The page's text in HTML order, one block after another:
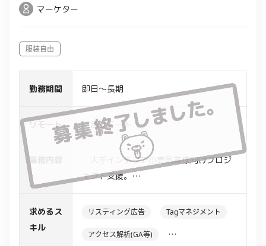
マーケター
服装自由
勤務期間 即日～長期
リモート 一部リモート
業務内容
・大手インテリア小売気業様向けプロジ
ェクト支援。
る内部施策を実施中。
の実施をお願いしたい。
求めるス
キル
リスティング広告 Tagマネジメント
アクセス解析(GA等)